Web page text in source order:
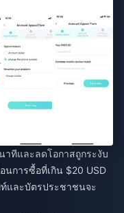
าทีและลดโอกาสถูกระงับ
การซื้อที่เกิน $20 USD
และบัตรประชาชนจะ